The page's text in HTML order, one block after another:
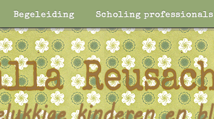
Begeleiding Scholing professionals